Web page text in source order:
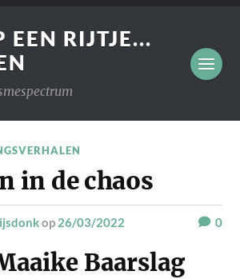
EEN RIJTJE...
in de chaos
op 26/03/2022 0
Baarslag